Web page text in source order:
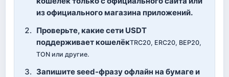
из официального магазина приложений.
Проверьте, какие сети USDT
поддерживает кошелёкTRC20, ERC20, BEP20,
TON или другие.
Запишите seed-фразу офлайн на бумаге и